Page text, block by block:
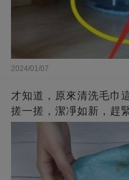
2024/01/07
才知道，原來清洗毛巾
搓一搓，潔凈如新，趕